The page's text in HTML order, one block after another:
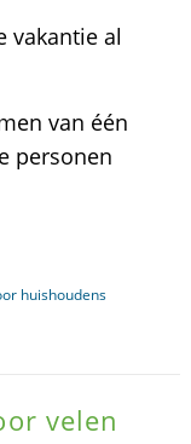
vakantie al
van één
personen
huishoudens
velen